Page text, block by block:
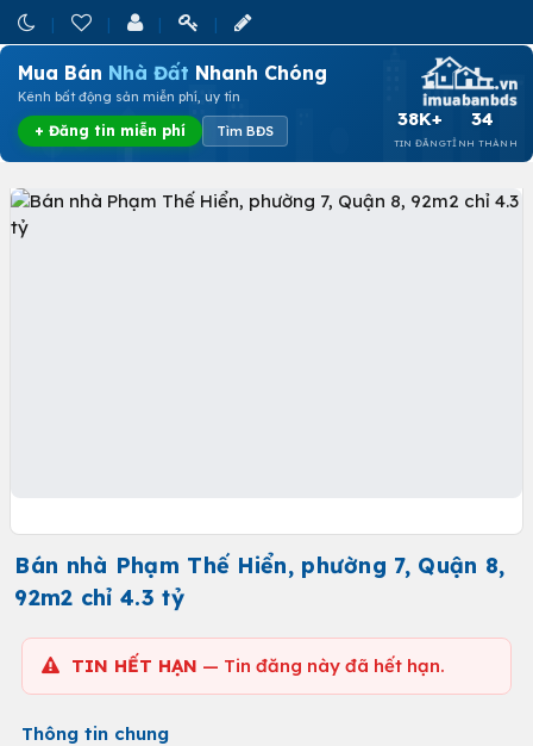
Mua Bán Nhà Đất Nhanh Chóng
Kênh bất động sản miễn phí, uy tín
+ Đăng tin miễn phí Tìm BĐS
38K+
TIN ĐĂNG
34
TỈNH THÀNH
Bán nhà Phạm Thế Hiển, phường 7, Quận 8,
92m2 chỉ 4.3 tỷ
TIN HẾT HẠN — Tin đăng này đã hết hạn.
Thông tin chung